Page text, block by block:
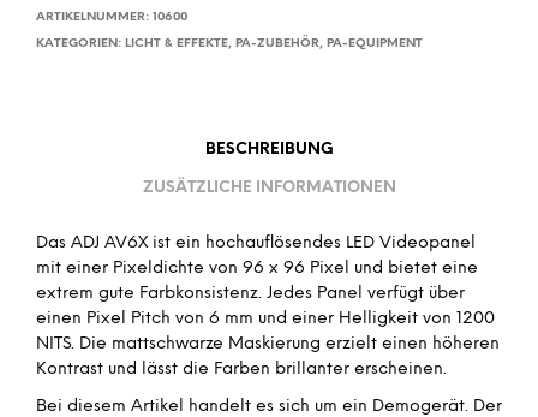
ARTIKELNUMMER: 10600
KATEGORIEN: LICHT & EFFEKTE, PA-ZUBEHÖR, PA-EQUIPMENT
BESCHREIBUNG
ZUSÄTZLICHE INFORMATIONEN
Das ADJ AV6X ist ein hochauflösendes LED Videopanel
mit einer Pixeldichte von 96 x 96 Pixel und bietet eine
extrem gute Farbkonsistenz. Jedes Panel verfügt über
einen Pixel Pitch von 6 mm und einer Helligkeit von 1200
NITS. Die mattschwarze Maskierung erzielt einen höheren
Kontrast und lässt die Farben brillanter erscheinen.
Bei diesem Artikel handelt es sich um ein Demogerät. Der